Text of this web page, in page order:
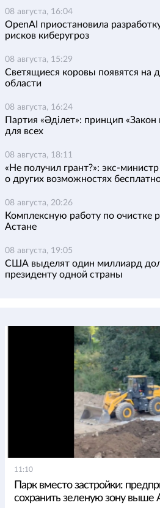
08 августа, 16:04
OpenAI приостановила
рисков киберугроз
08 августа, 15:29
Светящиеся коровы появятся на
области
08 августа, 16:24
Партия «Әділет»: принцип «Закон
для всех
08 августа, 18:11
«Не получил грант?»: экс-
о других возможностях
08 августа, 20:26
Комплексную работу по очистке
Астане
08 августа, 19:05
США выделят один миллиард
президенту одной страны
11:10
Парк вместо застройки:
сохранить зеленую зону выше